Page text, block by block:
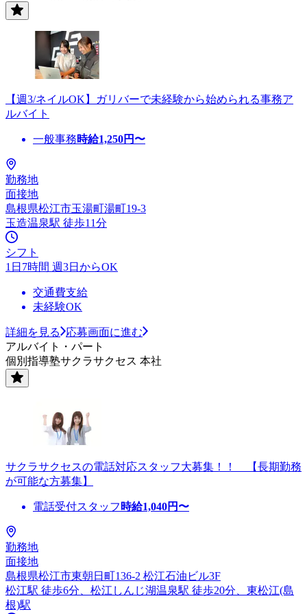
【週3/ネイルOK】ガリバーで未経験から始められる事務ア
ルバイト
一般事務時給1,250円〜
勤務地
面接地
島根県松江市玉湯町湯町19-3
玉造温泉駅 徒歩11分
シフト
1日7時間 週3日からOK
交通費支給
未経験OK
詳細を見る
応募画面に進む
アルバイト・パート
個別指導塾サクラサクセス 本社
サクラサクセスの電話対応スタッフ大募集！！ 【長期勤務
が可能な方募集】
電話受付スタッフ 時給1,040円〜
勤務地
面接地
島根県松江市東朝日町136-2 松江石油ビル3F
松江駅 徒歩6分、松江しんじ湖温泉駅 徒歩20分、東松江(島
根)駅